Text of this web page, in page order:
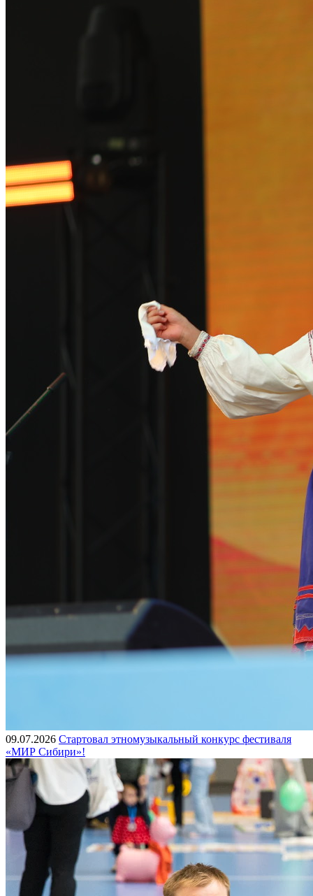
09.07.2026 Стартовал этномузыкальный конкурс фестиваля
«МИР Сибири»!